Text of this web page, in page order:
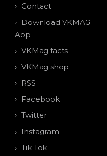
Contact
Download VKMAG
App
VKMag facts
VKMag shop
RSS
Facebook
Twitter
Instagram
Tik Tok